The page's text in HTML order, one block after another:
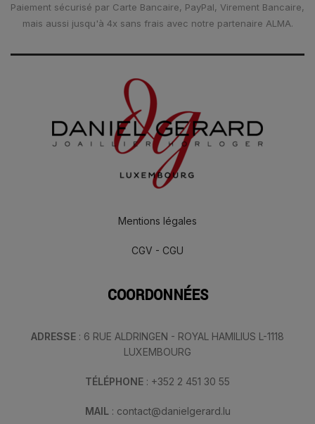
Paiement sécurisé par Carte Bancaire, PayPal, Virement Bancaire,
mais aussi jusqu'à 4x sans frais avec notre partenaire ALMA.
Mentions légales
CGV - CGU
COORDONNÉES
ADRESSE : 6 RUE ALDRINGEN - ROYAL HAMILIUS L-1118
LUXEMBOURG
TÉLÉPHONE : +352 2 451 30 55
MAIL : contact@danielgerard.lu